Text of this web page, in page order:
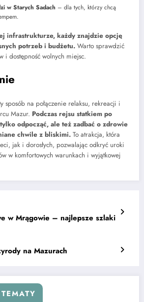
w Starych Sadach – dla tych, którzy chcą
infrastrukturze, każdy znajdzie opcję
potrzeb i budżetu. Warto sprawdzić
i dostępność wolnych miejsc.
sposób na połączenie relaksu, rekreacji i
Mazur. Podczas rejsu statkiem po
odpocząć, ale też zadbać o zdrowie
chwile z bliskimi. To atrakcja, która
jak i dorosłych, pozwalając odkryć uroki
w komfortowych warunkach i wyjątkowej
w Mrągowie – najlepsze szlaki
na Mazurach